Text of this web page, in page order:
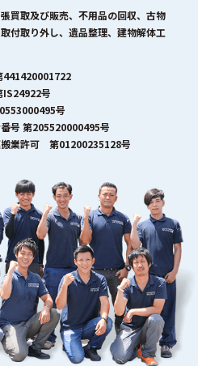
買取及び販売、不用品の回収、古物
付取り外し、遺品整理、建物解体工
441420001722
IS24922号
号
号 第205520000495号
搬業許可 第01200235128号